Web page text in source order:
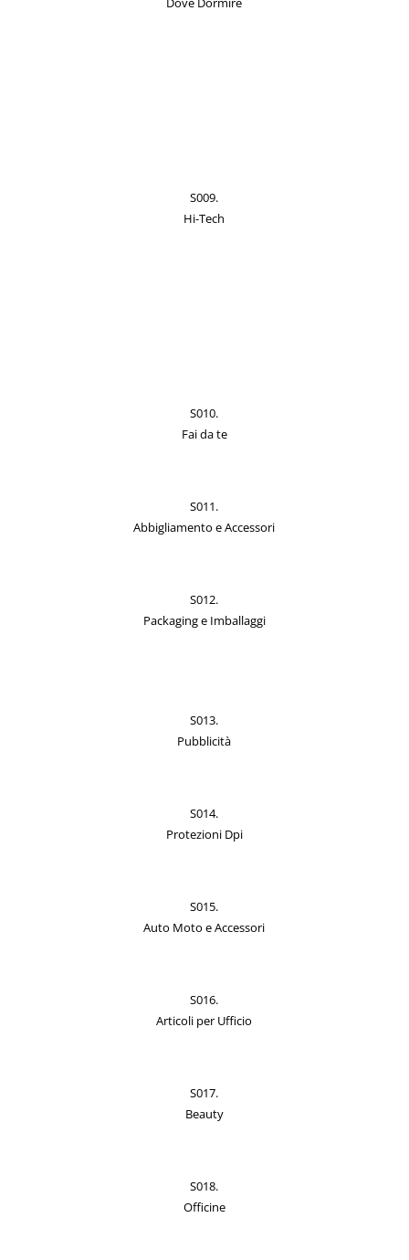
S009.
Hi-Tech
S010.
Fai da te
S011.
Abbigliamento e Accessori
S012.
Packaging e Imballaggi
S013.
Pubblicità
S014.
Protezioni Dpi
S015.
Auto Moto e Accessori
S016.
Articoli per Ufficio
S017.
Beauty
S018.
Officine